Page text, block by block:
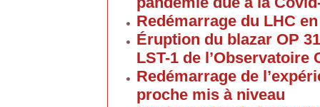
Redémarrage du LHC en
Éruption du blazar OP
LST-1 de l’Observatoire
Redémarrage de
proche mis à niveau